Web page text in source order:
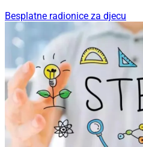
Besplatne radionice za djecu